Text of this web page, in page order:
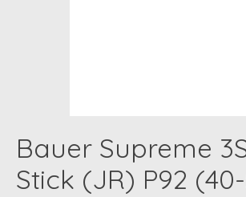
Bauer Supreme
Stick (JR) P92